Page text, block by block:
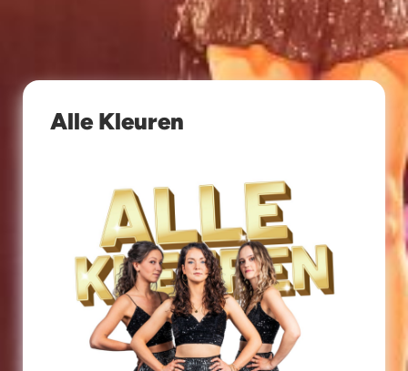
Alle Kleuren